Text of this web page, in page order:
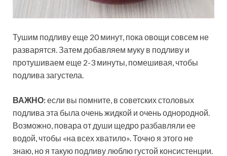
Тушим подливу еще 20 минут, пока овощи совсем не
разварятся. Затем добавляем муку в подливу и
протушиваем еще 2-3 минуты, помешивая, чтобы
подлива загустела.
ВАЖНО:если вы помните, в советских столовых
подлива эта была очень жидкой и очень однородной.
Возможно, повара от души щедро разбавляли ее
водой, чтобы «на всех хватило». Точно я этого не
знаю, но я такую подливу люблю густой консистенции.